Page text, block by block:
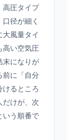
高圧タイプ
径が細く
風量タイ
高い空気圧
末になりが
前に「自分
るところ
だけが、次
いう順番で